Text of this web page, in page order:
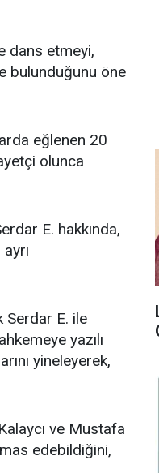
dans etmeyi,
bulunduğunu öne
eğlenen 20
olunca
E. hakkında,
Serdar E. ile
yazılı
yineleyerek,
ve Mustafa
edebildiğini,